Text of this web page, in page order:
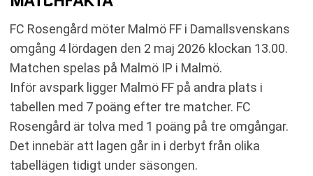
FC Rosengård möter Malmö FF i Damallsvenskans
omgång 4 lördagen den 2 maj 2026 klockan 13.00.
Matchen spelas på Malmö IP i Malmö.
Inför avspark ligger Malmö FF på andra plats i
tabellen med 7 poäng efter tre matcher. FC
Rosengård är tolva med 1 poäng på tre omgångar.
Det innebär att lagen går in i derbyt från olika
tabellägen tidigt under säsongen.